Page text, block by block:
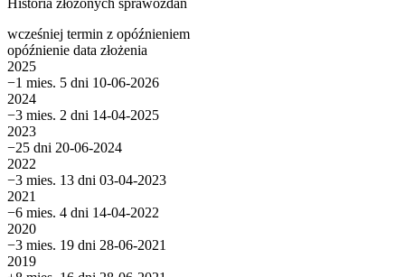
Historia złożonych sprawozdań
wcześniej termin z opóźnieniem
opóźnienie data złożenia
2025
−1 mies. 5 dni 10-06-2026
2024
−3 mies. 2 dni 14-04-2025
2023
−25 dni 20-06-2024
2022
−3 mies. 13 dni 03-04-2023
2021
−6 mies. 4 dni 14-04-2022
2020
−3 mies. 19 dni 28-06-2021
2019